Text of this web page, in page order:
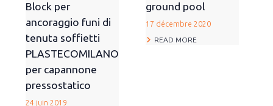
Block per
ancoraggio funi di
tenuta soffietti
PLASTECOMILANO
per capannone
pressostatico
24 juin 2019
ground pool
17 décembre 2020
READ MORE